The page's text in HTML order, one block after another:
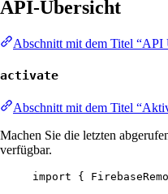
API-Übersicht
Abschnitt mit dem Titel “API
activate
Abschnitt mit dem Titel
Machen Sie die letzten
verfügbar.
import {